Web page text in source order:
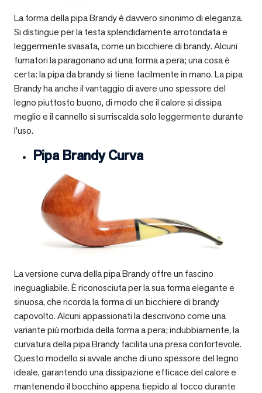
La forma della pipa Brandy è davvero sinonimo di eleganza.
Si distingue per la testa splendidamente arrotondata e
leggermente svasata, come un bicchiere di brandy. Alcuni
fumatori la paragonano ad una forma a pera; una cosa è
certa: la pipa da brandy si tiene facilmente in mano. La pipa
Brandy ha anche il vantaggio di avere uno spessore del
legno piuttosto buono, di modo che il calore si dissipa
meglio e il cannello si surriscalda solo leggermente durante
l’uso.
Pipa Brandy Curva
La versione curva della pipa Brandy offre un fascino
ineguagliabile. È riconosciuta per la sua forma elegante e
sinuosa, che ricorda la forma di un bicchiere di brandy
capovolto. Alcuni appassionati la descrivono come una
variante più morbida della forma a pera; indubbiamente, la
curvatura della pipa Brandy facilita una presa confortevole.
Questo modello si avvale anche di uno spessore del legno
ideale, garantendo una dissipazione efficace del calore e
mantenendo il bocchino appena tiepido al tocco durante